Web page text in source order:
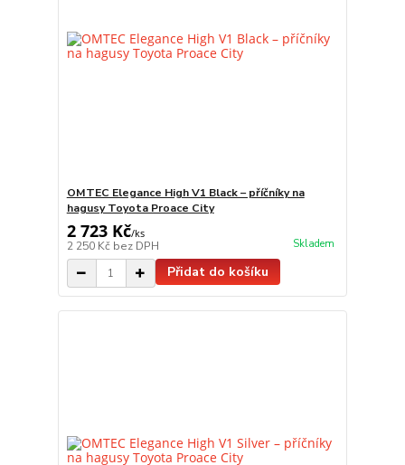
OMTEC Elegance High V1 Black – příčníky na
hagusy Toyota Proace City
2 723 Kč/ks
2 250 Kč bez DPH Skladem
Přidat do košíku